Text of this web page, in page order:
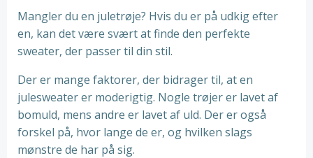
Mangler du en juletrøje? Hvis du er på udkig efter
en, kan det være svært at finde den perfekte
sweater, der passer til din stil.
Der er mange faktorer, der bidrager til, at en
julesweater er moderigtig. Nogle trøjer er lavet af
bomuld, mens andre er lavet af uld. Der er også
forskel på, hvor lange de er, og hvilken slags
mønstre de har på sig.